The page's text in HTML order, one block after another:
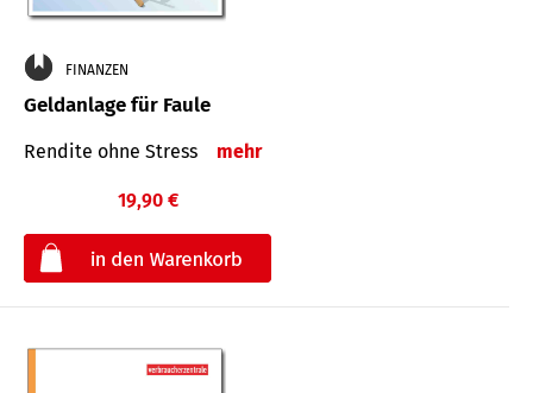
FINANZEN
Geldanlage für Faule
Rendite ohne Stress mehr
19,90 €